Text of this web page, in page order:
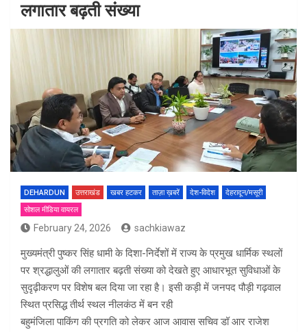
लगातार बढ़ती संख्या
DEHARDUN उत्तराखंड खबर हटकर ताज़ा ख़बरें देश-विदेश
देहरादून/मसूरी
सोशल मीडिया वायरल
February 24, 2026 sachkiawaz
मुख्यमंत्री पुष्कर सिंह धामी के दिशा-निर्देशों में राज्य के प्रमुख धार्मिक स्थलों
पर श्रद्धालुओं की लगातार बढ़ती संख्या को देखते हुए आधारभूत सुविधाओं के
सुदृढ़ीकरण पर विशेष बल दिया जा रहा है। इसी कड़ी में जनपद पौड़ी गढ़वाल
स्थित प्रसिद्ध तीर्थ स्थल नीलकंठ में बन रही
बहुमंजिला पाकिंग की प्रगति को लेकर आज आवास सचिव डॉ आर राजेश